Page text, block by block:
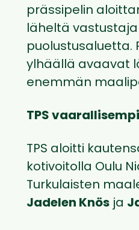
prässipelin
läheltä
puolustusaluetta.
ylhäällä avaavat
enemmän
TPS
TPS aloitti
kotivoitolla Oulu
Turkulaisten
Jadelen Knös ja